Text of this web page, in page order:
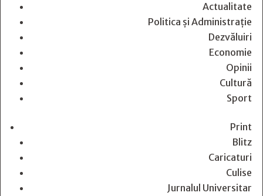
Actualitate
Politica și Administrație
Dezvăluiri
Economie
Opinii
Cultură
Sport
Print
Blitz
Caricaturi
Culise
Jurnalul Universitar